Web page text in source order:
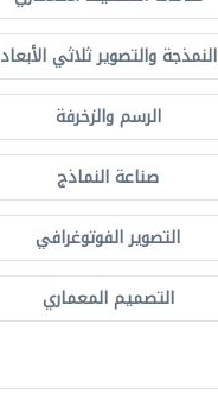
النمذجة والتصوير ثلاثي الأبعاد
الرسم والزخرفة
صناعة النماذج
التصوير الفوتوغرافي
التصميم المعماري